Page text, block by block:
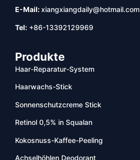
E-Mail:xiangxiangdaily@hotmail.com
Tel: +86-13392129969
Produkte
Haar-Reparatur-System
Haarwachs-Stick
Sonnenschutzcreme Stick
Retinol 0,5% in Squalan
Kokosnuss-Kaffee-Peeling
Achselhöhlen Deodorant